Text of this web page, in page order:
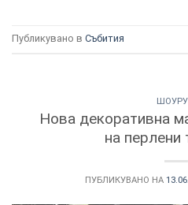
Публикувано в Събития
Нова декоративна
на перлени
ПУБЛИКУВАНО НА